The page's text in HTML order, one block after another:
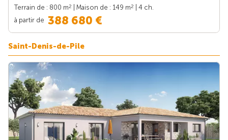
Terrain de : 800 m2 | Maison de : 149 m2
| 4 ch.
à partir de 388 680 €
Saint-Denis-de-Pile